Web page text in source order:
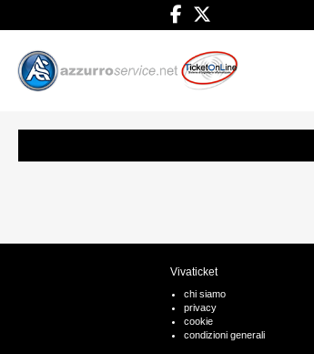
Vivaticket
chi siamo
privacy
cookie
condizioni generali